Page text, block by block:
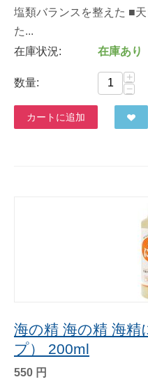
塩類バランスを整えた ■
た...
在庫状況:
在庫あり
数量:
+
−
カートに追加
海の精 海の精 海精
プ） 200ml
550 円